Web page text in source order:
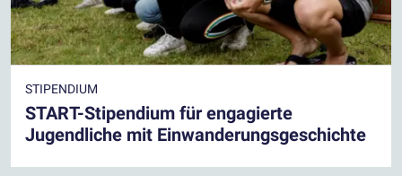
STIPENDIUM
START-Stipendium für engagierte
Jugendliche mit Einwanderungsgeschichte